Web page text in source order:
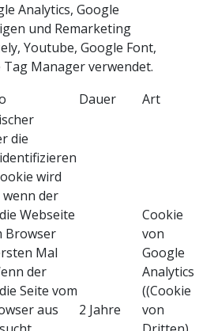
Analytics, Google
und Remarketing
Youtube, Google Font,
Manager verwendet.
Dauer Art
die
wird
der
Webseite
Browser
Mal
der
Seite vom
aus
2 Jahre
Cookie
von
Google
Analytics
((Cookie
von